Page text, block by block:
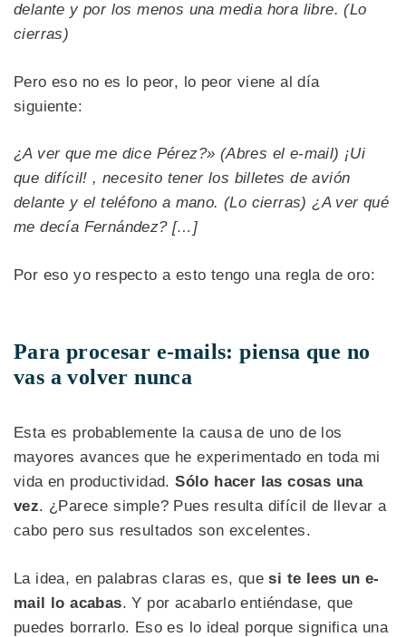
delante y por los menos una media hora libre. (Lo
cierras)
Pero eso no es lo peor, lo peor viene al día
siguiente:
¿A ver que me dice Pérez?» (Abres el e-mail) ¡Ui
que difícil! , necesito tener los billetes de avión
delante y el teléfono a mano. (Lo cierras)¿A ver qué
me decía Fernández? […]
Por eso yo respecto a esto tengo una regla de oro:
Para procesar e-mails: piensa que no
vas a volver nunca
Esta es probablemente la causa de uno de los
mayores avances que he experimentado en toda mi
vida en productividad.Sólo hacer las cosas una
vez. ¿Parece simple? Pues resulta difícil de llevar a
cabo pero sus resultados son excelentes.
La idea, en palabras claras es, quesi te lees un e-
mail lo acabas. Y por acabarlo entiéndase, que
puedes borrarlo. Eso es lo ideal porque significa una